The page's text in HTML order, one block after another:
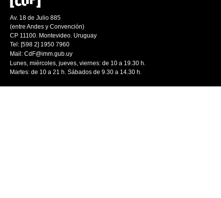
Av. 18 de Julio 885
(entre Andes y Convención)
CP 11100. Montevideo. Uruguay
Tel: [598 2] 1950 7960
Mail: CdF@imm.gub.uy
Lunes, miércoles, jueves, viernes: de 10 a 19.30 h.
Martes: de 10 a 21 h. Sábados de 9.30 a 14.30 h.